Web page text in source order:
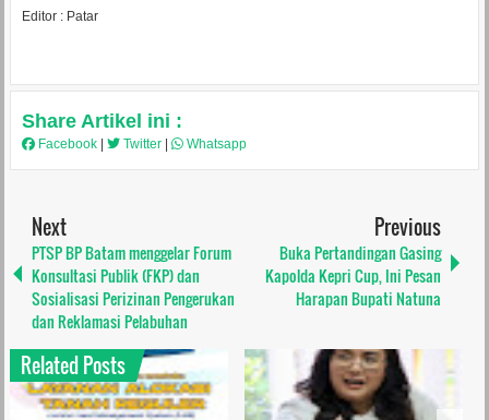
Editor : Patar
Share Artikel ini :
Facebook Twitter Whatsapp
Next
PTSP BP Batam menggelar Forum
Konsultasi Publik (FKP) dan
Sosialisasi Perizinan Pengerukan
dan Reklamasi Pelabuhan
Previous
Buka Pertandingan Gasing
Kapolda Kepri Cup, Ini Pesan
Harapan Bupati Natuna
Related Posts